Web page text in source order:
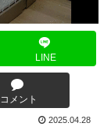
LINE
コメント
2025.04.28